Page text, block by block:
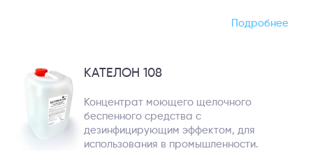
Подробнее
КАТЕЛОН 108
Концентрат моющего щелочного
беспенного средства с
дезинфицирующим эффектом, для
использования в промышленности.